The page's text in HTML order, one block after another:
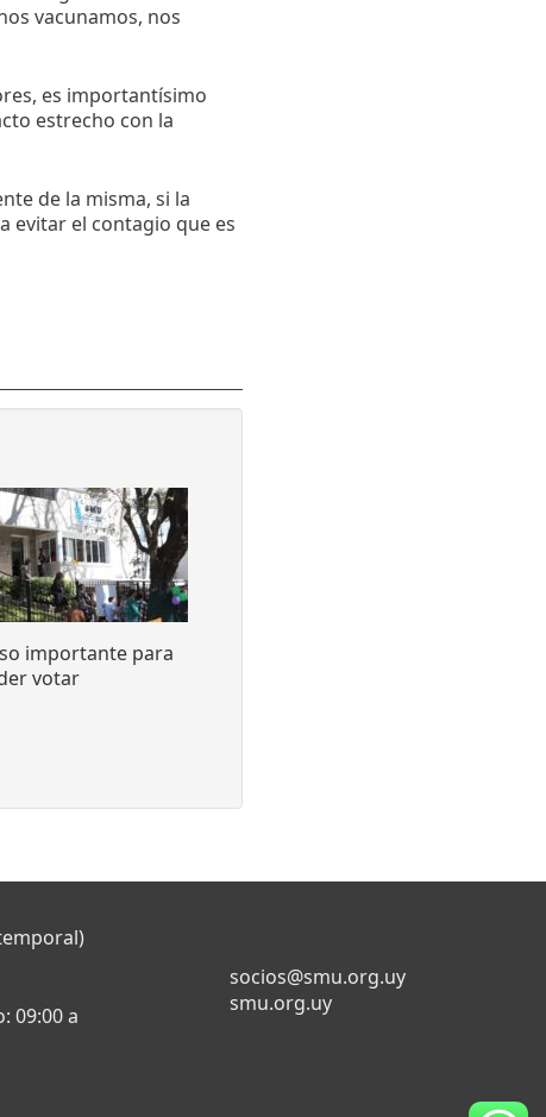
vacunamos, nos
es importantísimo
estrecho con la
de la misma, si la
evitar el contagio que es
importante para
votar
09:00 a
socios@smu.org.uy
smu.org.uy